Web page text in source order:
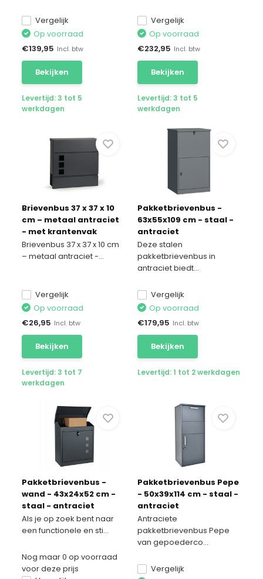
Vergelijk
Op voorraad
€139,95 Incl. btw
Bekijken
Levertijd: 3 tot 5
werkdagen
Vergelijk
Op voorraad
€232,95 Incl. btw
Bekijken
Levertijd: 3 tot 5
werkdagen
Brievenbus 37 x 37 x 10
cm – metaal antraciet
- met krantenvak
Brievenbus 37 x 37 x 10 cm
– metaal antraciet -...
Vergelijk
Op voorraad
€26,95 Incl. btw
Bekijken
Levertijd: 3 tot 7
werkdagen
Pakketbrievenbus -
63x55x109 cm - staal -
antraciet
Deze stalen
pakketbrievenbus in
antraciet biedt...
Vergelijk
Op voorraad
€179,95 Incl. btw
Bekijken
Levertijd: 1 tot 2 werkdagen
Pakketbrievenbus -
wand - 43x24x52 cm -
staal - antraciet
Als je op zoek bent naar
een functionele en sti...
Nog maar 0 op voorraad
voor deze prijs
Pakketbrievenbus Pepe
- 50x39x114 cm - staal -
antraciet
Antraciete
pakketbrievenbus Pepe
van gepoederco...
Vergelijk